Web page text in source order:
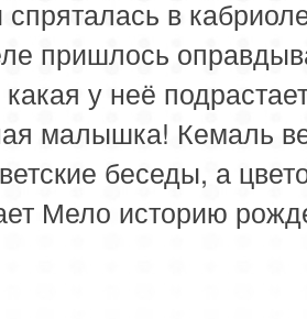
в
пришлось
у неё
малышка! Кемаль
беседы, а
Мело историю